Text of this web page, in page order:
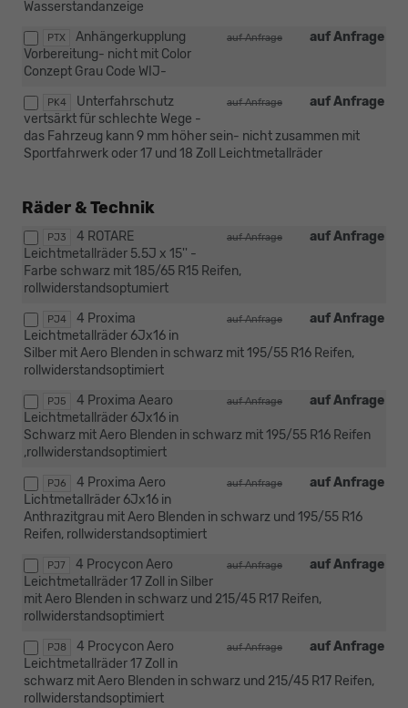
Wasserstandanzeige
PTX auf Anfrage
auf Anfrage
Anhängerkupplung
Vorbereitung- nicht mit Color
Conzept Grau Code WIJ-
PK4 auf Anfrage
auf Anfrage
Unterfahrschutz
vertsärkt für schlechte Wege -
das Fahrzeug kann 9 mm höher sein- nicht zusammen mit
Sportfahrwerk oder 17 und 18 Zoll Leichtmetallräder
Räder & Technik
PJ3 auf Anfrage
auf Anfrage
4 ROTARE
Leichtmetallräder 5.5J x 15'' -
Farbe schwarz mit 185/65 R15 Reifen,
rollwiderstandsoptumiert
PJ4 auf Anfrage
auf Anfrage
4 Proxima
Leichtmetallräder 6Jx16 in
Silber mit Aero Blenden in schwarz mit 195/55 R16 Reifen,
rollwiderstandsoptimiert
PJ5 auf Anfrage
auf Anfrage
4 Proxima Aearo
Leichtmetallräder 6Jx16 in
Schwarz mit Aero Blenden in schwarz mit 195/55 R16 Reifen
,rollwiderstandsoptimiert
PJ6 auf Anfrage
auf Anfrage
4 Proxima Aero
Lichtmetallräder 6Jx16 in
Anthrazitgrau mit Aero Blenden in schwarz und 195/55 R16
Reifen, rollwiderstandsoptimiert
PJ7 auf Anfrage
auf Anfrage
4 Procycon Aero
Leichtmetallräder 17 Zoll in Silber
mit Aero Blenden in schwarz und 215/45 R17 Reifen,
rollwiderstandsoptimiert
PJ8 auf Anfrage
auf Anfrage
4 Procycon Aero
Leichtmetallräder 17 Zoll in
schwarz mit Aero Blenden in schwarz und 215/45 R17 Reifen,
rollwiderstandsoptimiert